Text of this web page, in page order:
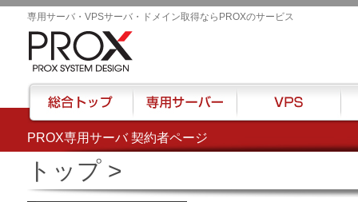
PROX専用サーバ 契約者ページ
専用サーバ・VPSサーバ・ドメイン取得ならPROXのサービス
トップ>
総合トップ 専用サーバー VPS ハ